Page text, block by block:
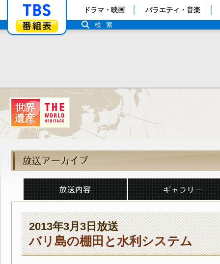
「TBSテレビ」トップページ
番組表
ドラマ・映画 バラエティ・音楽
検索
2013年3月3日放送
バリ島の棚田と水利システム